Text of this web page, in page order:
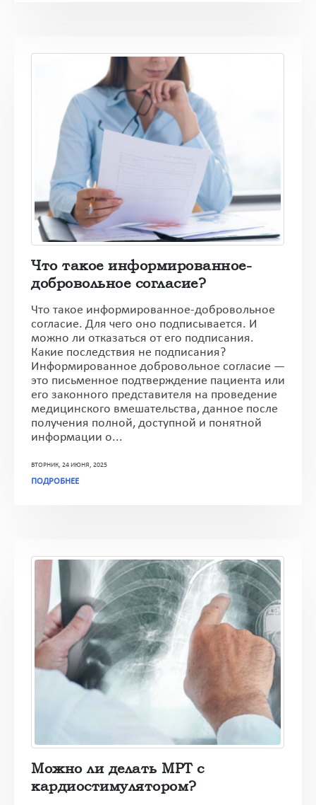
Что такое информированное-
добровольное согласие?
Что такое информированное-добровольное
согласие. Для чего оно подписывается. И
можно ли отказаться от его подписания.
Какие последствия не подписания?
Информированное добровольное согласие —
это письменное подтверждение пациента или
его законного представителя на проведение
медицинского вмешательства, данное после
получения полной, доступной и понятной
информации о...
ВТОРНИК, 24 ИЮНЯ, 2025
ПОДРОБНЕЕ
Можно ли делать МРТ с
кардиостимулятором?